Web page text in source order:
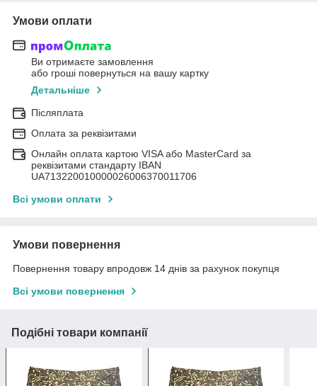
Умови оплати
Ви отримаєте замовлення
або гроші повернуться на вашу картку
Детальніше
Післяплата
Оплата за реквізитами
Онлайн оплата картою VISA або MasterCard за
реквізитами стандарту IBAN
UA713220010000026006370011706
Всі умови оплати
Умови повернення
Повернення товару впродовж 14 днів за рахунок покупця
Всі умови повернення
Подібні товари компанії